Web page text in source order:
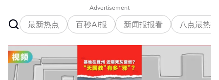
Advertisement
最新热点 百秒AI报 新闻报报看 八点最热报